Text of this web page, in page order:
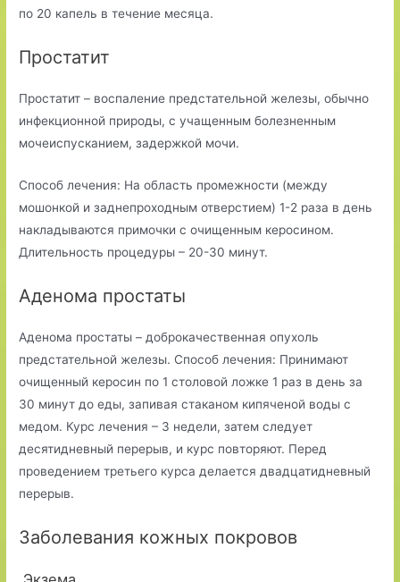
по 20 капель в течение месяца.
Простатит
Простатит – воспаление предстательной железы, обычно
инфекционной природы, с учащенным болезненным
мочеиспусканием, задержкой мочи.
Способ лечения: На область промежности (между
мошонкой и заднепроходным отверстием) 1-2 раза в день
накладываются примочки с очищенным керосином.
Длительность процедуры – 20-30 минут.
Аденома простаты
Аденома простаты – доброкачественная опухоль
предстательной железы. Способ лечения: Принимают
очищенный керосин по 1 столовой ложке 1 раз в день за
30 минут до еды, запивая стаканом кипяченой воды с
медом. Курс лечения – 3 недели, затем следует
десятидневный перерыв, и курс повторяют. Перед
проведением третьего курса делается двадцатидневный
перерыв.
Заболевания кожных покровов